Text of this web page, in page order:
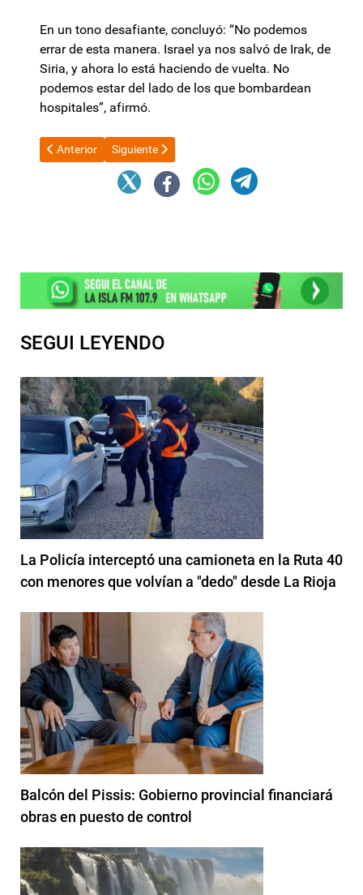
En un tono desafiante, concluyó: “No podemos
errar de esta manera. Israel ya nos salvó de Irak, de
Siria, y ahora lo está haciendo de vuelta. No
podemos estar del lado de los que bombardean
hospitales”, afirmó.
Artículo anterior: Con presencia del gobernador Jalil, Tapso
Anterior Artículo siguiente: Los 167 días de Menem preso
Siguiente
SEGUI LEYENDO
La Policía interceptó una camioneta en la Ruta 40
con menores que volvían a "dedo" desde La Rioja
Balcón del Pissis: Gobierno provincial financiará
obras en puesto de control